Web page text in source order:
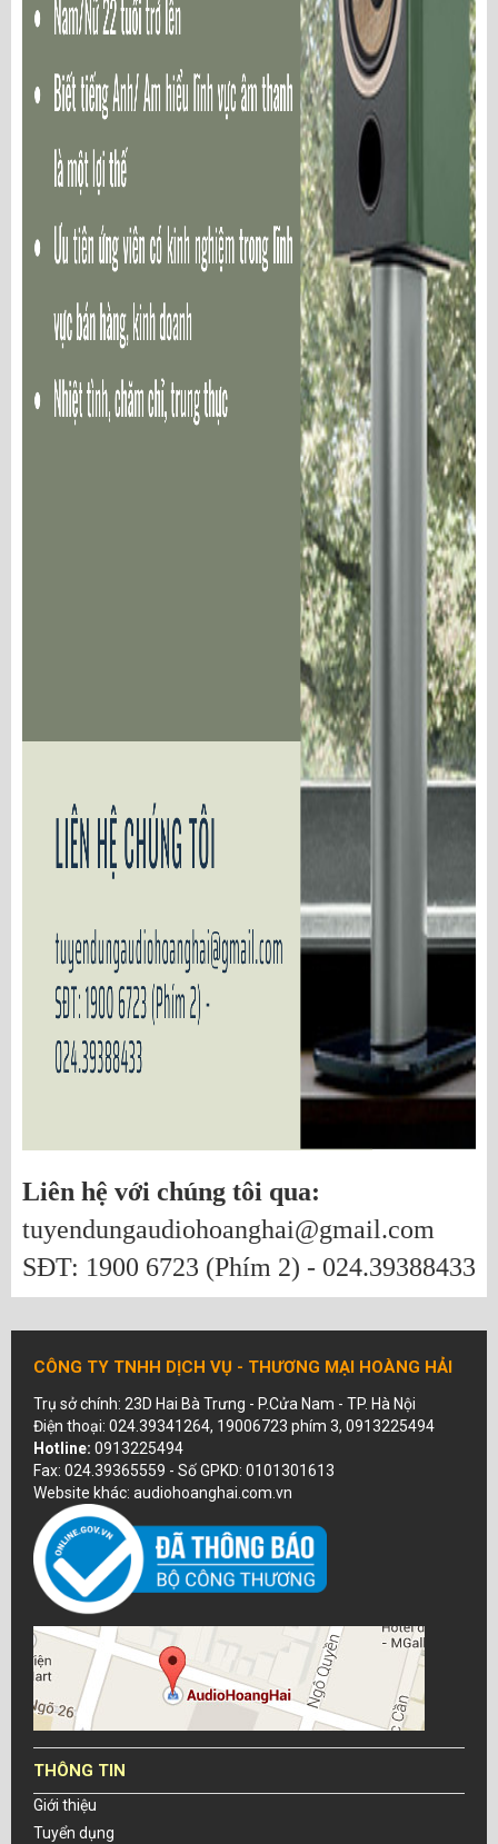
Liên hệ với chúng tôi qua:
tuyendungaudiohoanghai@gmail.com
SĐT: 1900 6723 (Phím 2) - 024.39388433
CÔNG TY TNHH DỊCH VỤ - THƯƠNG MẠI HOÀNG HẢI
Trụ sở chính: 23D Hai Bà Trưng - P.Cửa Nam - TP. Hà Nội
Điện thoại: 024.39341264, 19006723 phím 3, 0913225494
Hotline: 0913225494
Fax: 024.39365559 - Số GPKD: 0101301613
Website khác: audiohoanghai.com.vn
THÔNG TIN
Giới thiệu
Tuyển dụng